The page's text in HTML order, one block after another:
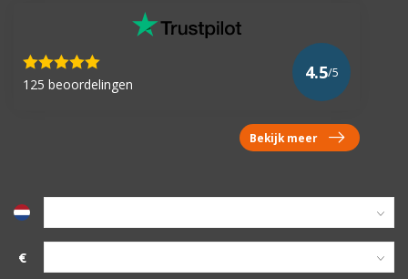
125 beoordelingen
4.5/5
Bekijk meer
€